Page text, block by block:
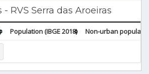
RVS Serra das Aroeiras
Population (IBGE 2018) Non-urban